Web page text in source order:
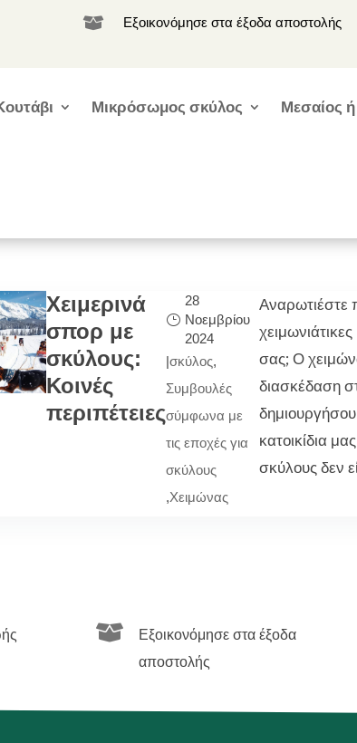
 Εξοικονόμησε στα έξοδα αποστολής
Μικρόσωμος σκύλος Μεσαίος
Χειμερινά
σπορ με
σκύλους:
Κοινές
περιπέτειες
28
Νοεμβρίου
2024
|σκύλος,
Συμβουλές
σύμφωνα με
τις εποχές για
σκύλους
,Χειμώνας
Αναρωτιέστε
σας; Ο
διασκέδαση
κατοικίδια
σκύλους δεν

Εξοικονόμησε στα έξοδα
αποστολής